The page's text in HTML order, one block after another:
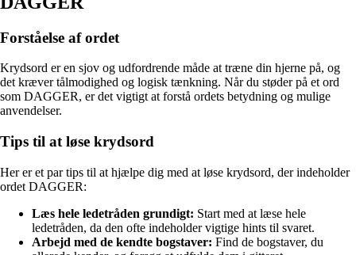
Forståelse af ordet
Krydsord er en sjov og udfordrende måde at træne din hjerne på, og
det kræver tålmodighed og logisk tænkning. Når du støder på et ord
som DAGGER, er det vigtigt at forstå ordets betydning og mulige
anvendelser.
Tips til at løse krydsord
Her er et par tips til at hjælpe dig med at løse krydsord, der indeholder
ordet DAGGER:
Læs hele ledetråden grundigt: Start med at læse hele
ledetråden, da den ofte indeholder vigtige hints til svaret.
Arbejd med de kendte bogstaver: Find de bogstaver, du